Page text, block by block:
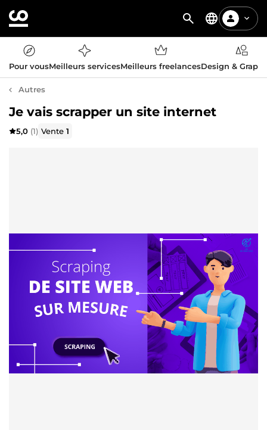
Pour vousMeilleurs servicesMeilleurs freelancesDesign &
Autres
Je vais scrapper un site internet
5,0 (1) Vente1